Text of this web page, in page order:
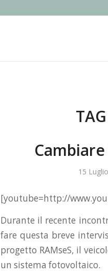
15
[youtube=http://
Durante il recente
fare questa breve
progetto RAMseS, il
un sistema fotovoltaico.